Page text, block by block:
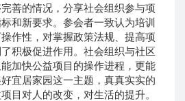
善的情况，分享社会组织参与项
和新要求。参会者一致认为培训
作性，对掌握政策法规、提高项
积极促进作用。社会组织与社区
加快公益项目的操作进程，更能
宜居家园这一主题，真真实实的
目对人的改变，对生活的提升。